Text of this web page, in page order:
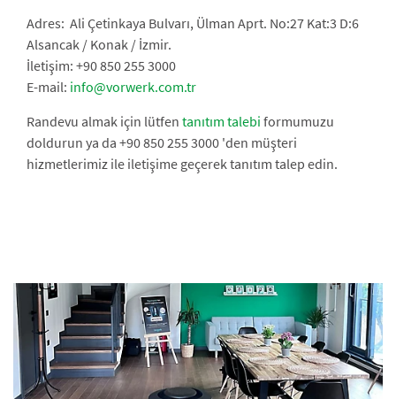
Adres: Ali Çetinkaya Bulvarı, Ülman Aprt. No:27 Kat:3 D:6
Alsancak / Konak / İzmir.
İletişim: +90 850 255 3000
E-mail: info@vorwerk.com.tr
Randevu almak için lütfen tanıtım talebi formumuzu
doldurun ya da +90 850 255 3000 'den müşteri
hizmetlerimiz ile iletişime geçerek tanıtım talep edin.